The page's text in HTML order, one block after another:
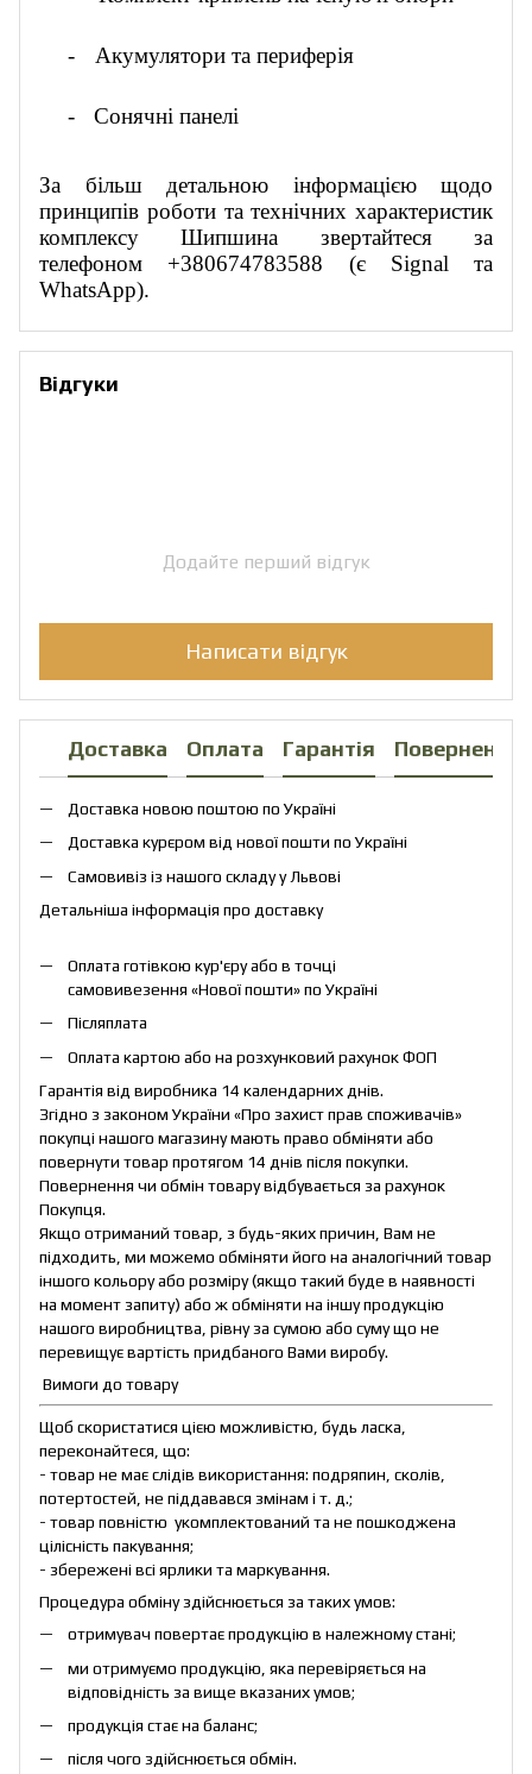
- Акумулятори та периферія
- Сонячні панелі
За більш детальною інформацією щодо
принципів роботи та технічних характеристик
комплексу Шипшина звертайтеся за
телефоном +380674783588 (є Signal та
WhatsApp).
Відгуки
Додайте перший відгук
Написати відгук
Доставка Оплата Гарантія Повернення
Доставка новою поштою по Україні
Доставка курєром від нової пошти по Україні
Самовивіз із нашого складу у Львові
Детальніша інформація про доставку
Оплата готівкою кур'єру або в точці
самовивезення «Нової пошти» по Україні
Післяплата
Оплата картою або на розхунковий рахунок ФОП
Гарантія від виробника 14 календарних днів.
Згідно з законом України «Про захист прав споживачів»
покупці нашого магазину мають право обміняти або
повернути товар протягом 14 днів після покупки.
Повернення чи обмін товару відбувається за рахунок
Покупця.
Якщо отриманий товар, з будь-яких причин, Вам не
підходить, ми можемо обміняти його на аналогічний товар
іншого кольору або розміру (якщо такий буде в наявності
на момент запиту) або ж обміняти на іншу продукцію
нашого виробництва, рівну за сумою або суму що не
перевищує вартість придбаного Вами виробу.
Вимоги до товару
Щоб скористатися цією можливістю, будь ласка,
переконайтеся, що:
- товар не має слідів використання: подряпин, сколів,
потертостей, не піддавався змінам і т. д.;
- товар повністю укомплектований та не пошкоджена
цілісність пакування;
- збережені всі ярлики та маркування.
Процедура обміну здійснюється за таких умов:
отримувач повертає продукцію в належному стані;
ми отримуємо продукцію, яка перевіряється на
відповідність за вище вказаних умов;
продукція стає на баланс;
після чого здійснюється обмін.